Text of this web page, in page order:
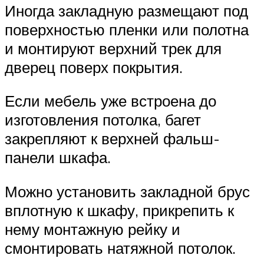
Иногда закладную размещают под
поверхностью пленки или полотна
и монтируют верхний трек для
дверец поверх покрытия.
Если мебель уже встроена до
изготовления потолка, багет
закрепляют к верхней фальш-
панели шкафа.
Можно установить закладной брус
вплотную к шкафу, прикрепить к
нему монтажную рейку и
смонтировать натяжной потолок.